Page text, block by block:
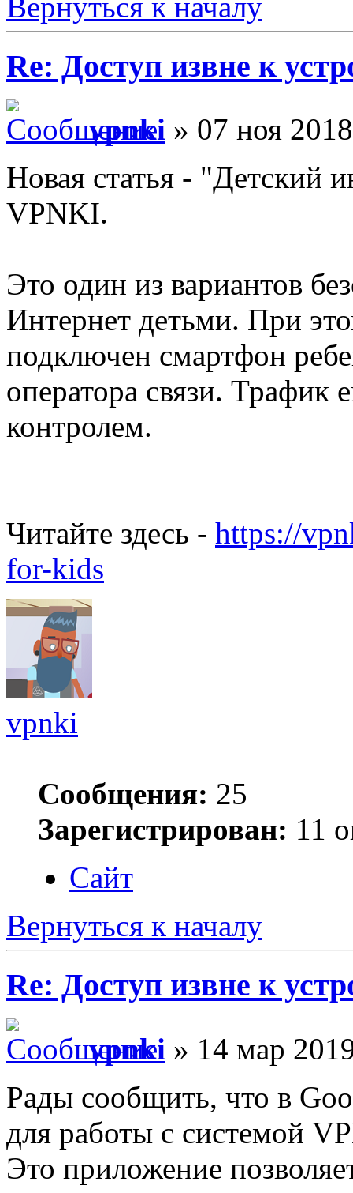
Re: Доступ извне к
vpnki » 07 ноя
Новая статья - "Детский
VPNKI.
Это один из вариантов
Интернет детьми. При
подключен смартфон
оператора связи. Трафик
контролем.
Читайте здесь - https://
for-kids
vpnki
Сообщения: 25
Зарегистрирован: 11
Сайт
Вернуться к началу
Re: Доступ извне к
vpnki » 14 мар
Рады сообщить, что в
для работы с системой
Это приложение